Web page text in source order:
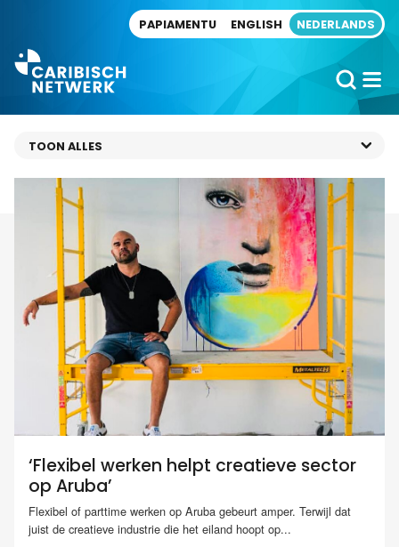
PAPIAMENTU ENGLISH NEDERLANDS
‘Flexibel werken helpt creatieve sector
op Aruba’
Flexibel of parttime werken op Aruba gebeurt amper. Terwijl dat
juist de creatieve industrie die het eiland hoopt op...